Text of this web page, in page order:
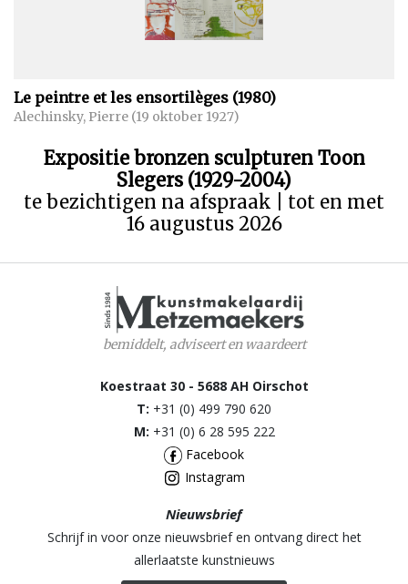
Le peintre et les ensortilèges (1980)
Alechinsky, Pierre (19 oktober 1927)
Expositie bronzen sculpturen Toon
Slegers (1929-2004)
te bezichtigen na afspraak | tot en met
16 augustus 2026
bemiddelt, adviseert en waardeert
Koestraat 30 - 5688 AH Oirschot
T: +31 (0) 499 790 620
M: +31 (0) 6 28 595 222
Facebook
Instagram
Nieuwsbrief
Schrijf in voor onze nieuwsbrief en ontvang direct het
allerlaatste kunstnieuws